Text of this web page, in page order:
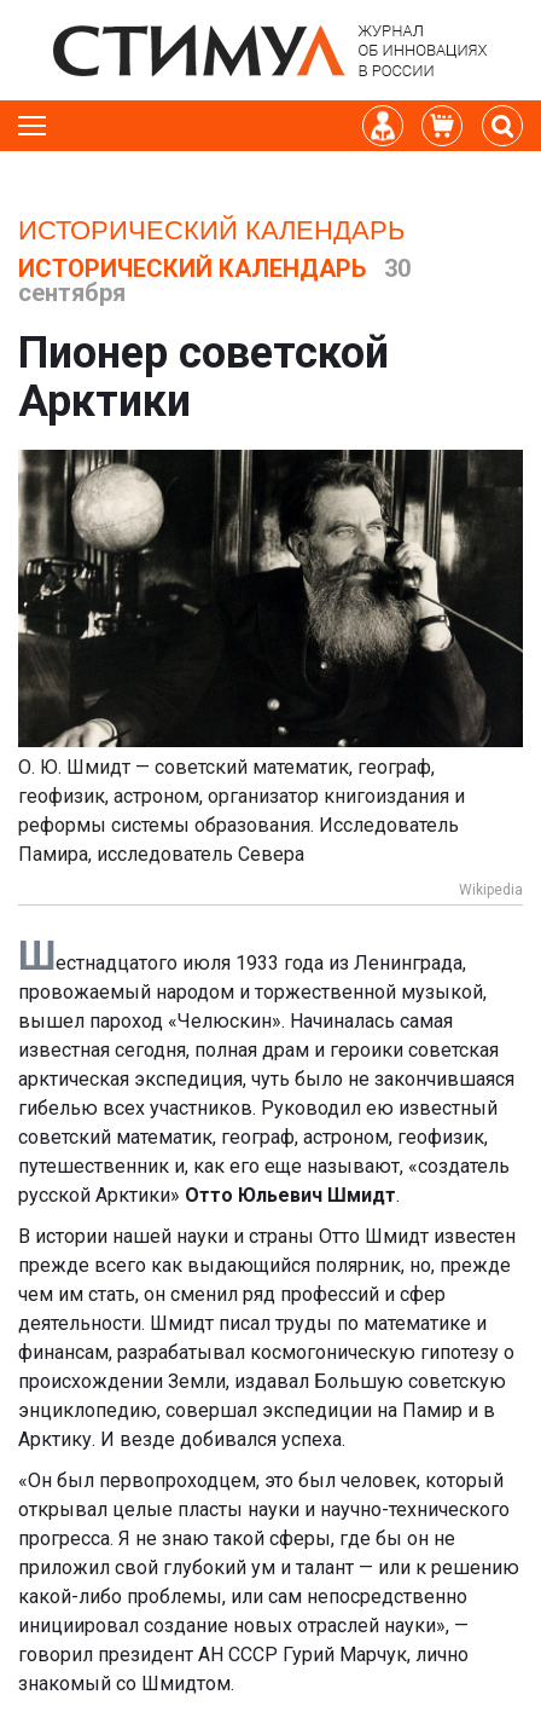
ИСТОРИЧЕСКИЙ КАЛЕНДАРЬ
ИСТОРИЧЕСКИЙ КАЛЕНДАРЬ
30
сентября
Пионер советской
Арктики
О. Ю. Шмидт — советский математик, географ,
геофизик, астроном, организатор книгоиздания и
реформы системы образования. Исследователь
Памира, исследователь Севера
Wikipedia
Шестнадцатого июля 1933 года из Ленинграда,
провожаемый народом и торжественной музыкой,
вышел пароход «Челюскин». Начиналась самая
известная сегодня, полная драм и героики советская
арктическая экспедиция, чуть было не закончившаяся
гибелью всех участников. Руководил ею известный
советский математик, географ, астроном, геофизик,
путешественник и, как его еще называют, «создатель
русской Арктики» Отто Юльевич Шмидт.
В истории нашей науки и страны Отто Шмидт известен
прежде всего как выдающийся полярник, но, прежде
чем им стать, он сменил ряд профессий и сфер
деятельности. Шмидт писал труды по математике и
финансам, разрабатывал космогоническую гипотезу о
происхождении Земли, издавал Большую советскую
энциклопедию, совершал экспедиции на Памир и в
Арктику. И везде добивался успеха.
«Он был первопроходцем, это был человек, который
открывал целые пласты науки и научно-технического
прогресса. Я не знаю такой сферы, где бы он не
приложил свой глубокий ум и талант — или к решению
какой-либо проблемы, или сам непосредственно
инициировал создание новых отраслей науки», —
говорил президент АН СССР Гурий Марчук, лично
знакомый со Шмидтом.